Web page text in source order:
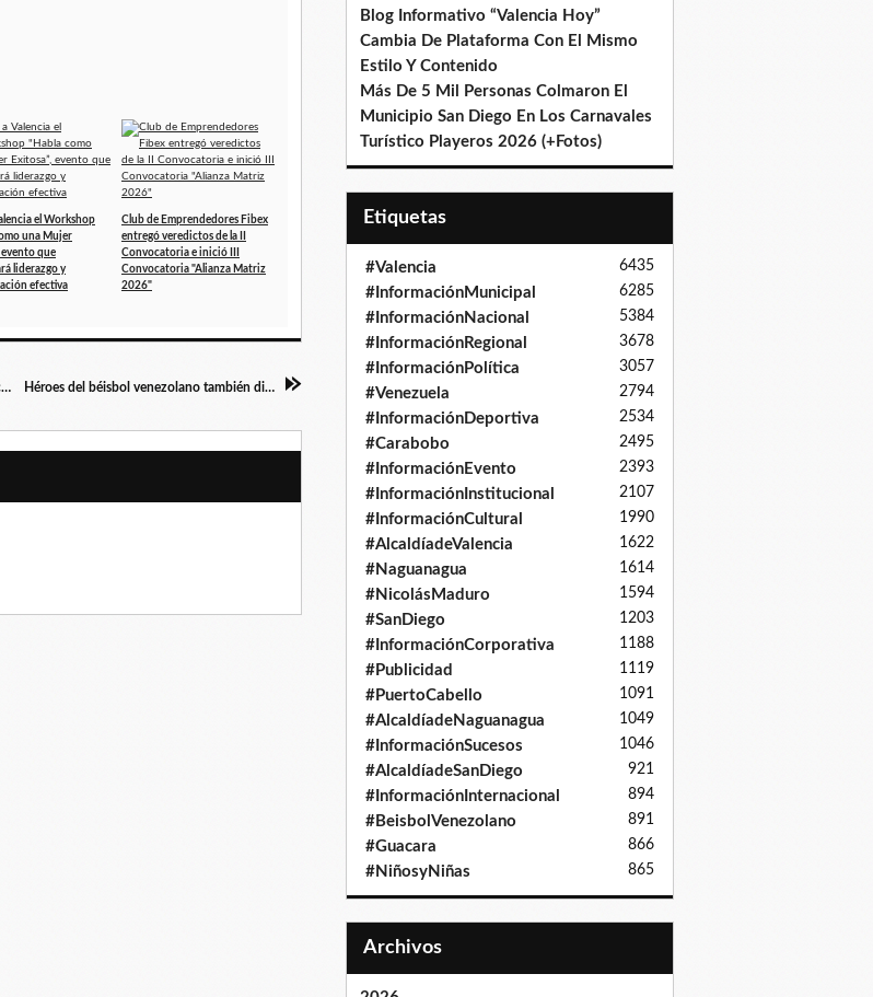
el Workshop
una Mujer
evento que
liderazgo y
efectiva
Club de Emprendedores Fibex
entregó veredictos de la II
Convocatoria e inició III
Convocatoria "Alianza Matriz
2026"
Alcaldesa Niño anunció descuento del 30% en impuesto sobre actividad económica para Pymes en Naguanagua Héroes del béisbol venezolano también dicen “¡Gracias por estar!” (+Video)
Blog Informativo “Valencia Hoy”
Cambia De Plataforma Con El Mismo
Estilo Y Contenido
Más De 5 Mil Personas Colmaron El
Municipio San Diego En Los Carnavales
Turístico Playeros 2026 (+Fotos)
Etiquetas
#Valencia 6435
#InformaciónMunicipal 6285
#InformaciónNacional 5384
#InformaciónRegional 3678
#InformaciónPolítica 3057
#Venezuela 2794
#InformaciónDeportiva 2534
#Carabobo 2495
#InformaciónEvento 2393
#InformaciónInstitucional 2107
#InformaciónCultural 1990
#AlcaldíadeValencia 1622
#Naguanagua 1614
#NicolásMaduro 1594
#SanDiego 1203
#InformaciónCorporativa 1188
#Publicidad 1119
#PuertoCabello 1091
#AlcaldíadeNaguanagua 1049
#InformaciónSucesos 1046
#AlcaldíadeSanDiego 921
#InformaciónInternacional 894
#BeisbolVenezolano 891
#Guacara 866
#NiñosyNiñas 865
Archivos